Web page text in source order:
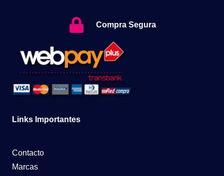
Compra Segura
Links Importantes
Contacto
Marcas